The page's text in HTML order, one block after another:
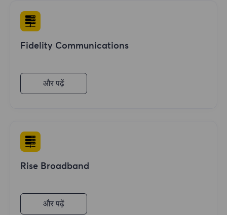
Fidelity Communications
और पढ़ें
Rise Broadband
और पढ़ें